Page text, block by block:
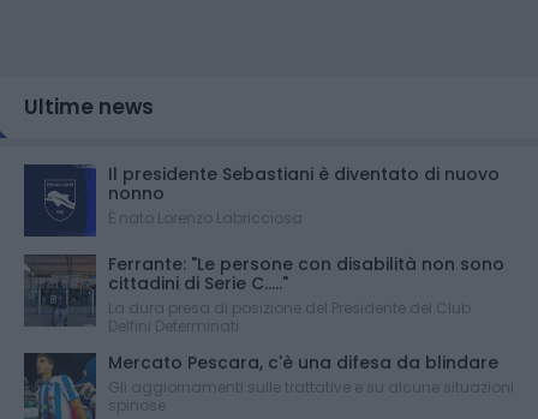
Ultime news
Il presidente Sebastiani è diventato di nuovo
nonno
È nato Lorenzo Labricciosa
Ferrante: "Le persone con disabilità non sono
cittadini di Serie C....."
La dura presa di posizione del Presidente del Club
Delfini Determinati
Mercato Pescara, c'è una difesa da blindare
Gli aggiornamenti sulle trattative e su alcune situazioni
spinose